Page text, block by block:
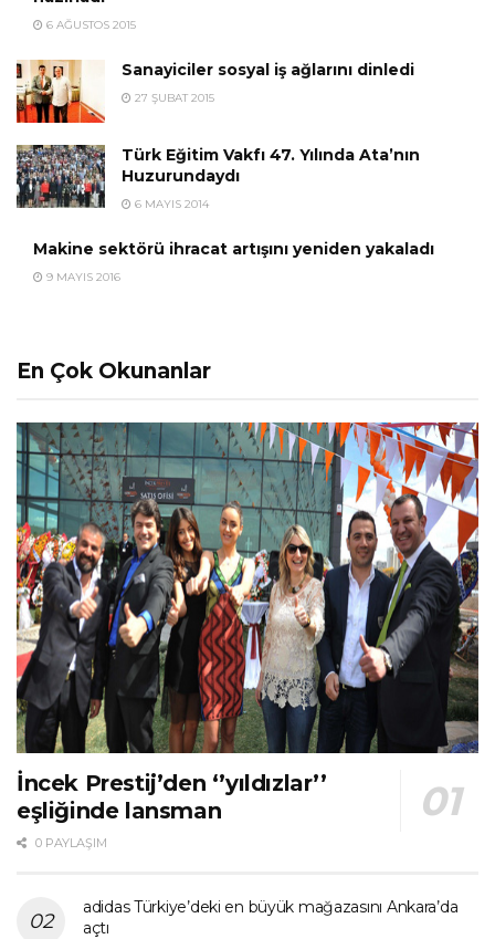
6 AĞUSTOS 2015
Sanayiciler sosyal iş ağlarını dinledi
27 ŞUBAT 2015
Türk Eğitim Vakfı 47. Yılında Ata’nın
Huzurundaydı
6 MAYIS 2014
Makine sektörü ihracat artışını yeniden yakaladı
9 MAYIS 2016
En Çok Okunanlar
İncek Prestij’den ‘’yıldızlar’’
eşliğinde lansman
0 PAYLAŞIM
adidas Türkiye’deki en büyük mağazasını Ankara’da
açtı